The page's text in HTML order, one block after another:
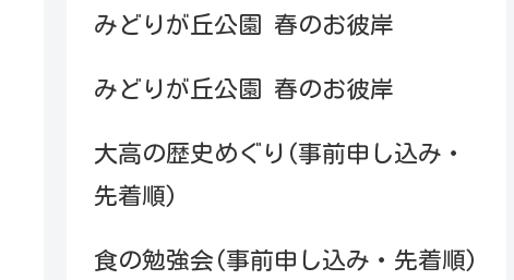
みどりが丘公園 春のお彼岸
みどりが丘公園 春のお彼岸
大高の歴史めぐり(事前申し込み・
先着順)
食の勉強会(事前申し込み・先着順)